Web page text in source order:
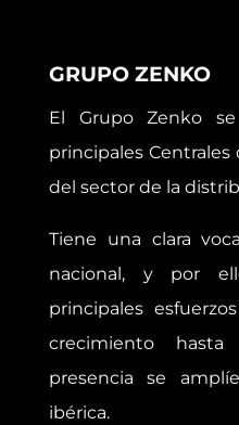
GRUPO ZENKO
El Grupo Zenko
principales Centrales
del sector de la
Tiene una clara
nacional, y por
principales
crecimiento
presencia se
ibérica.